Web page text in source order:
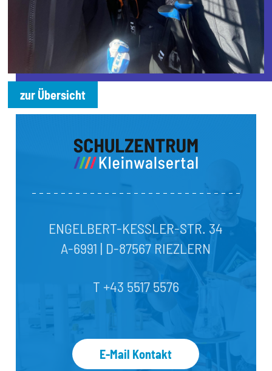
zur Übersicht
ENGELBERT-KESSLER-STR. 34
A-6991 | D-87567 RIEZLERN
T +43 5517 5576
E-Mail Kontakt